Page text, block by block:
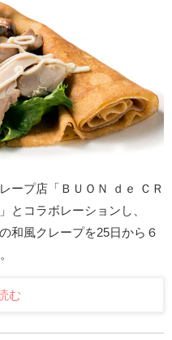
ープ店「ＢＵＯＮ ｄｅ ＣＲ
とコラボレーションし、
和風クレープを25日から６
む